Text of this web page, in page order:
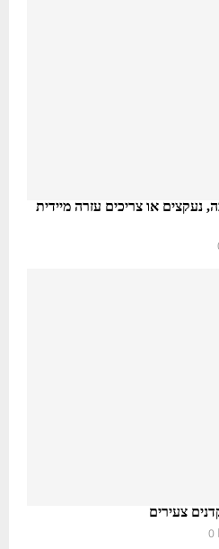
נעקצים או צריכים עזרה מיידית
צעירים
0